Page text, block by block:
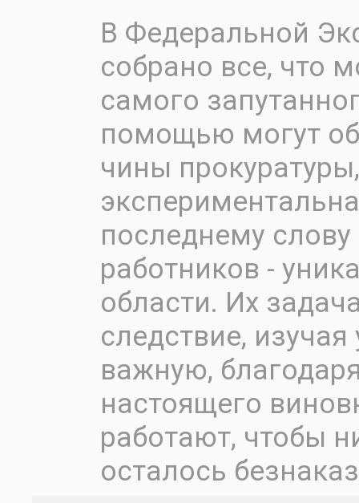
В Федеральной
собрано все, что
самого
помощью могут
чины
последнему
работников -
области. Их
следствие,
важную,
настоящего
работают, чтобы
осталось